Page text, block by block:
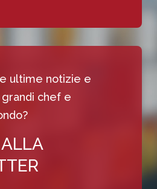
ultime notizie e
chef e